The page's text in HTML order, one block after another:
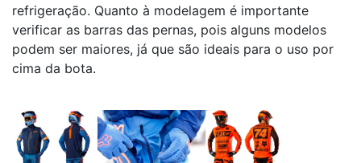
refrigeração. Quanto à modelagem é importante
verificar as barras das pernas, pois alguns modelos
podem ser maiores, já que são ideais para o uso por
cima da bota.